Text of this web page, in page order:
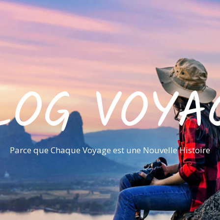
Parce que Chaque Voyage est une Nouvelle Histoire